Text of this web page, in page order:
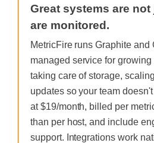
Great systems are
are monitored.
MetricFire runs Graphite and
managed service for
taking care of storage,
updates so your team
at $19/month, billed per
than per host, and include
support. Integrations work